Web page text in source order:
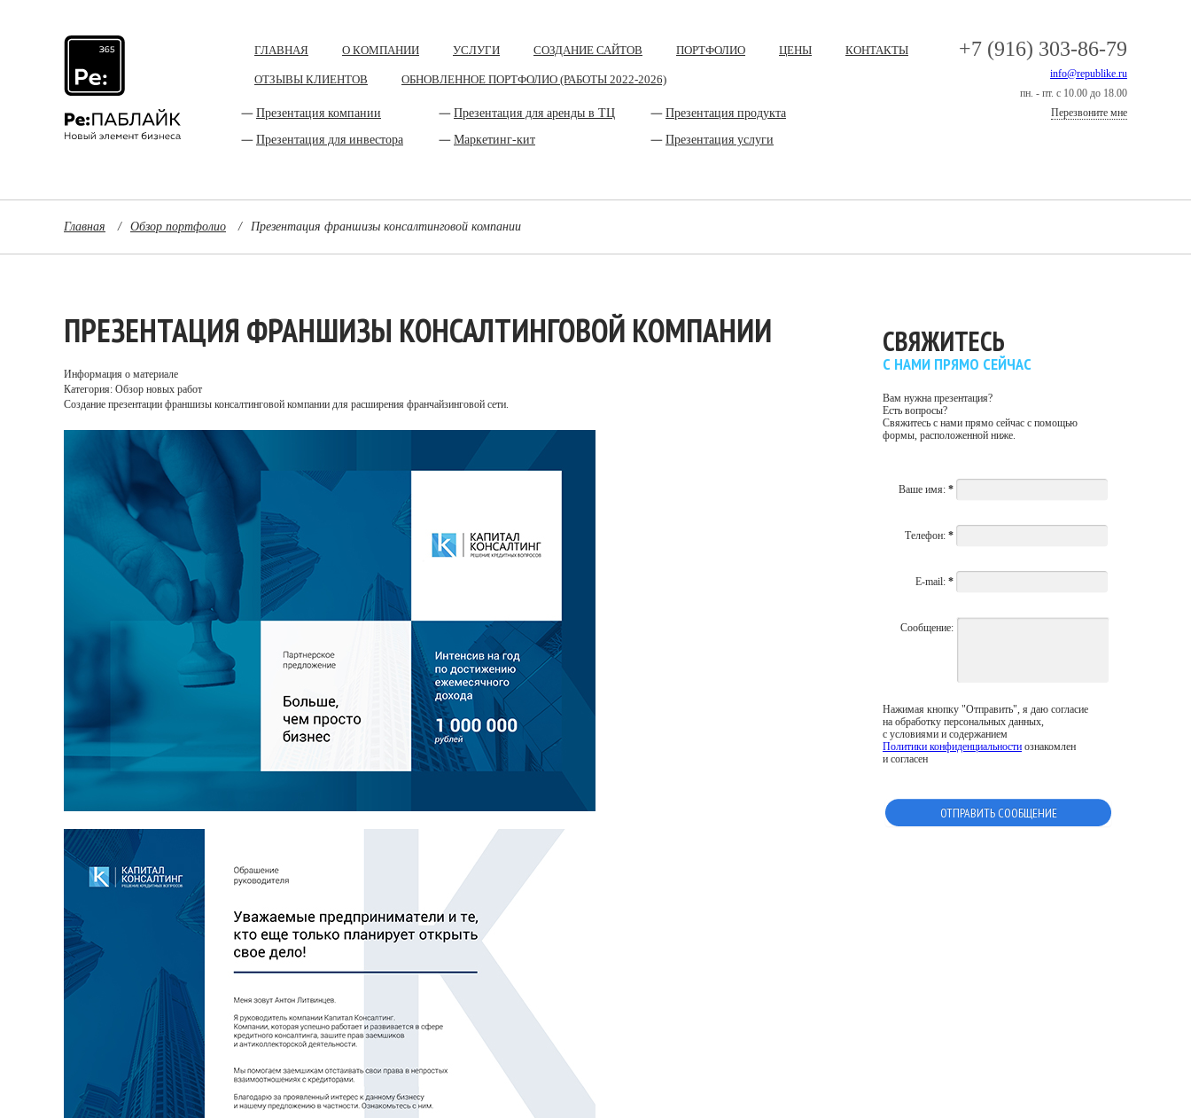
+7 (916) 303-86-79
info@republike.ru
пн. - пт. с 10.00 до 18.00
Перезвоните мне
ГЛАВНАЯ О КОМПАНИИ УСЛУГИ СОЗДАНИЕ САЙТОВ ПОРТФОЛИО ЦЕНЫ КОНТАКТЫ
ОТЗЫВЫ КЛИЕНТОВ ОБНОВЛЕННОЕ ПОРТФОЛИО (РАБОТЫ 2022-2026)
Презентация компании
Презентация для инвестора
Презентация для аренды в ТЦ
Маркетинг-кит
Презентация продукта
Презентация услуги
Главная / Обзор портфолио / Презентация франшизы консалтинговой компании
ПРЕЗЕНТАЦИЯ ФРАНШИЗЫ КОНСАЛТИНГОВОЙ КОМПАНИИ
Информация о материале
Категория: Обзор новых работ
Создание презентации франшизы консалтинговой компании для расширения франчайзинговой сети.
СВЯЖИТЕСЬ
С НАМИ ПРЯМО СЕЙЧАС
Вам нужна презентация?
Есть вопросы?
Свяжитесь с нами прямо сейчас с помощью
формы, расположенной ниже.
Ваше имя: *
Телефон: *
E-mail: *
Сообщение:
Нажимая кнопку "Отправить", я даю согласие
на обработку персональных данных,
с условиями и содержанием
Политики конфиденциальности ознакомлен
и согласен